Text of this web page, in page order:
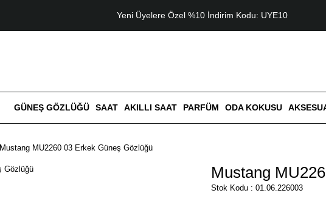
Yeni Üyelere Özel %10 İndirim Kodu: UYE10
GÜNEŞ GÖZLÜĞÜ SAAT AKILLI SAAT PARFÜM ODA KOKUSU
Mustang MU2260 03 Erkek Güneş Gözlüğü
Mustang
Stok Kodu : 01.06.226003